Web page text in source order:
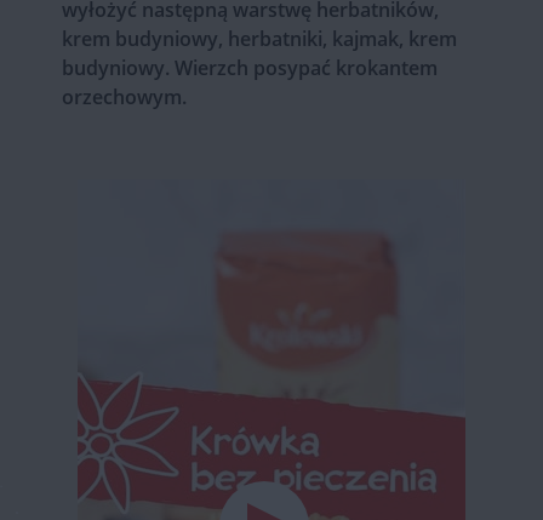
wyłożyć następną warstwę herbatników,
krem budyniowy, herbatniki, kajmak, krem
budyniowy. Wierzch posypać krokantem
orzechowym.